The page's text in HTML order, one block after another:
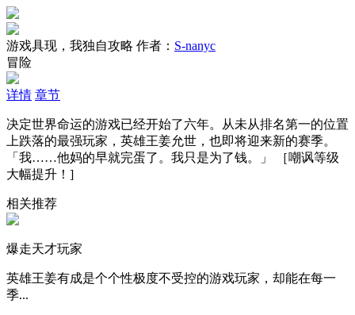
游戏具现，我独自攻略 作者： S-nanyc
冒险
详情 章节
决定世界命运的游戏已经开始了六年。从未从排名第一的位置
上跌落的最强玩家，英雄王姜允世，也即将迎来新的赛季。
「我……他妈的早就完蛋了。我只是为了钱。」 ［嘲讽等级
大幅提升！]
相关推荐
爆走天才玩家
英雄王姜有成是个个性极度不受控的游戏玩家，却能在每一
季...